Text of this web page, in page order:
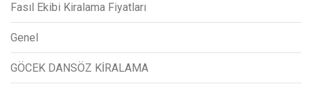
Fasıl Ekibi Kiralama Fiyatları
Genel
GÖCEK DANSÖZ KİRALAMA